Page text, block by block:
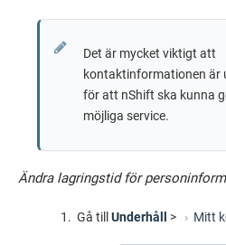
Det är mycket viktigt att
kontaktinformationen är
för att nShift ska kunna
möjliga service.
Ändra lagringstid för
Gå tillUnderhåll > Mitt